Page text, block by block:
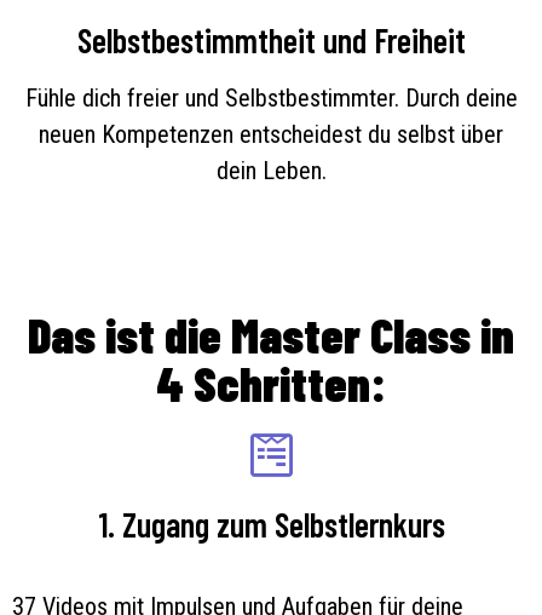
Selbstbestimmtheit und Freiheit
Fühle dich freier und Selbstbestimmter. Durch deine
neuen Kompetenzen entscheidest du selbst über
dein Leben.
Das ist die Master Class in
4 Schritten:
1. Zugang zum Selbstlernkurs
37 Videos mit Impulsen und Aufgaben für deine